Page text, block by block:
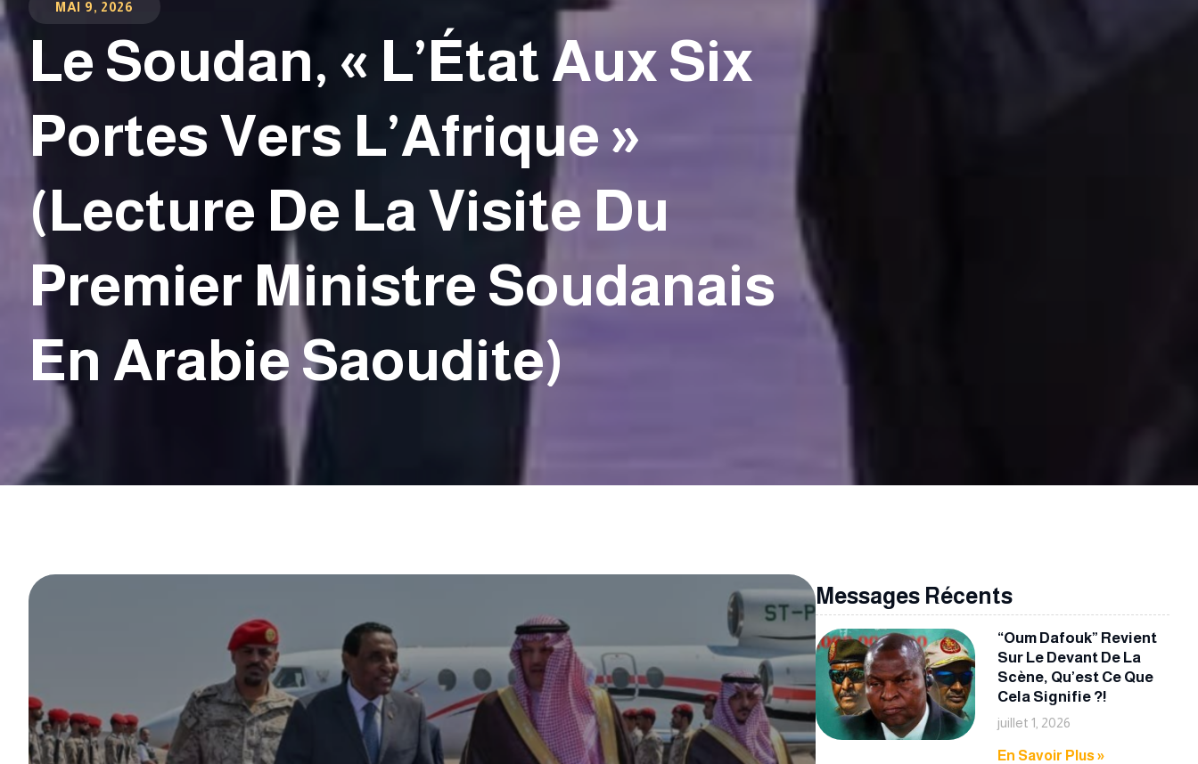
MAI 9, 2026
Le Soudan, « L’État Aux Six
Portes Vers L’Afrique »
(Lecture De La Visite Du
Premier Ministre Soudanais
En Arabie Saoudite)
Messages Récents
“Oum Dafouk” Revient
Sur Le Devant De La
Scène, Qu’est Ce Que
Cela Signifie ?!
juillet 1, 2026
En Savoir Plus »